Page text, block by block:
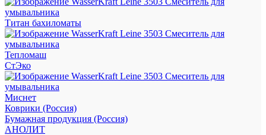
Титан бахиломаты
Тепломаш
СтЭко
Миснет
Коврики (Россия)
Бумажная продукция (Россия)
АНОЛИТ